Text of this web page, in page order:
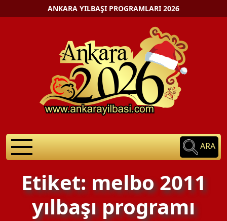
ANKARA YILBAŞI PROGRAMLARI 2026
ARA
Etiket: melbo 2011
yılbaşı programı